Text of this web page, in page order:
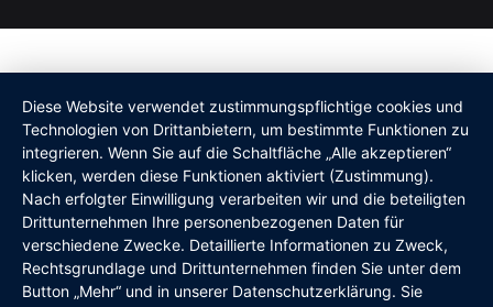
Diese Website verwendet zustimmungspflichtige cookies und
Technologien von Drittanbietern, um bestimmte Funktionen zu
integrieren. Wenn Sie auf die Schaltfläche „Alle akzeptieren“
klicken, werden diese Funktionen aktiviert (Zustimmung).
Nach erfolgter Einwilligung verarbeiten wir und die beteiligten
Drittunternehmen Ihre personenbezogenen Daten für
verschiedene Zwecke. Detaillierte Informationen zu Zweck,
Rechtsgrundlage und Drittunternehmen finden Sie unter dem
Button „Mehr“ und in unserer Datenschutzerklärung. Sie